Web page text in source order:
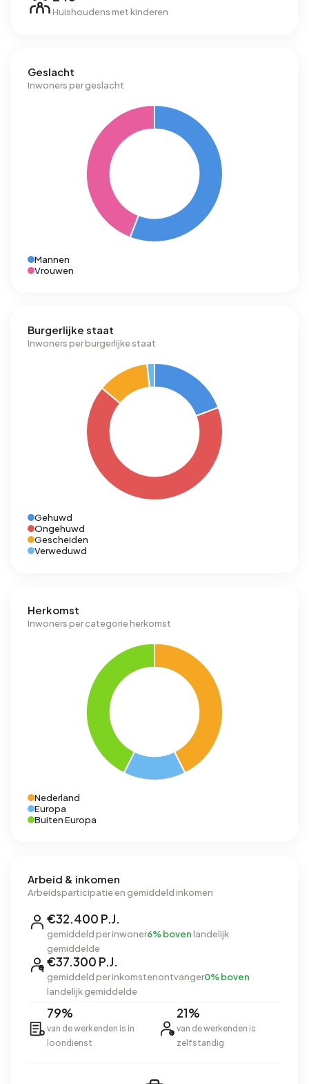
Huishoudens met kinderen
Geslacht
Inwoners per geslacht
Mannen
Vrouwen
Burgerlijke staat
Inwoners per burgerlijke staat
Gehuwd
Ongehuwd
Gescheiden
Verweduwd
Herkomst
Inwoners per categorie herkomst
Nederland
Europa
Buiten Europa
Arbeid & inkomen
Arbeidsparticipatie en gemiddeld inkomen
€32.400 P.J.
gemiddeld per inwoner6% bovenlandelijk
gemiddelde
€37.300 P.J.
gemiddeld per inkomstenontvanger0% boven
landelijk gemiddelde
79%
van de werkenden is in
loondienst
21%
van de werkenden is
zelfstandig